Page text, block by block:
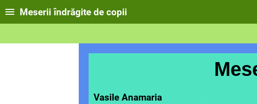
Meserii îndrăgite de copii
Vasile Anamaria